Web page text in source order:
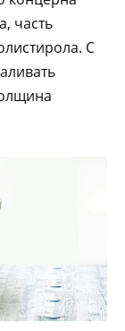
часть
С